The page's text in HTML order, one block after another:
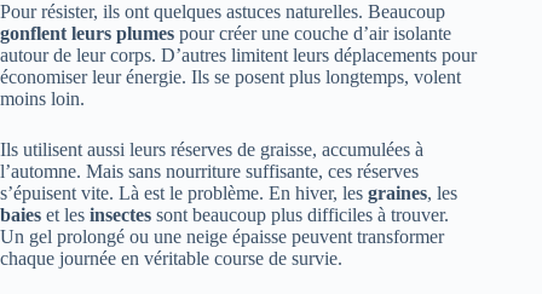
Pour résister, ils ont quelques astuces naturelles. Beaucoup
gonflent leurs plumes pour créer une couche d’air isolante
autour de leur corps. D’autres limitent leurs déplacements pour
économiser leur énergie. Ils se posent plus longtemps, volent
moins loin.
Ils utilisent aussi leurs réserves de graisse, accumulées à
l’automne. Mais sans nourriture suffisante, ces réserves
s’épuisent vite. Là est le problème. En hiver, les graines, les
baies et les insectes sont beaucoup plus difficiles à trouver.
Un gel prolongé ou une neige épaisse peuvent transformer
chaque journée en véritable course de survie.